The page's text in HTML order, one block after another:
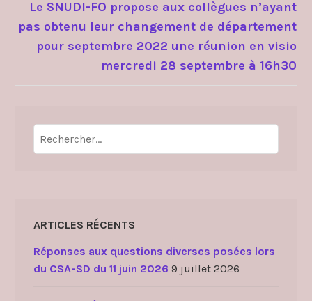
Le SNUDI-FO propose aux collègues n’ayant
pas obtenu leur changement de département
pour septembre 2022 une réunion en visio
mercredi 28 septembre à 16h30
ARTICLES RÉCENTS
Réponses aux questions diverses posées lors
du CSA-SD du 11 juin 2026 9 juillet 2026